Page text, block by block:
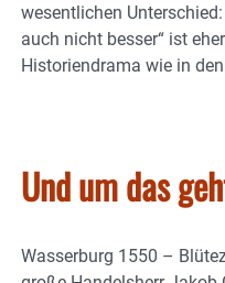
wesentlichen
auch nicht besser“ ist
Historiendrama wie in
Und um das
Wasserburg 1550 –